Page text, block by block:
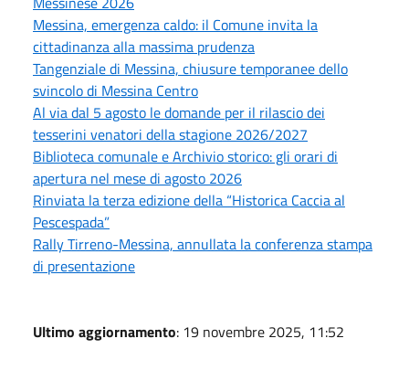
Messina, emergenza caldo: il Comune invita la
cittadinanza alla massima prudenza
Tangenziale di Messina, chiusure temporanee dello
svincolo di Messina Centro
Al via dal 5 agosto le domande per il rilascio dei
tesserini venatori della stagione 2026/2027
Biblioteca comunale e Archivio storico: gli orari di
apertura nel mese di agosto 2026
Rinviata la terza edizione della “Historica Caccia al
Pescespada”
Rally Tirreno-Messina, annullata la conferenza stampa
di presentazione
Ultimo aggiornamento: 19 novembre 2025, 11:52